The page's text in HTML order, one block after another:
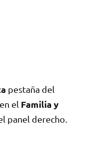
pestaña del
el Familia y
panel derecho.